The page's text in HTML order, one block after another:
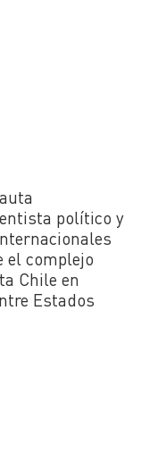
político y
el complejo
Chile en
Estados